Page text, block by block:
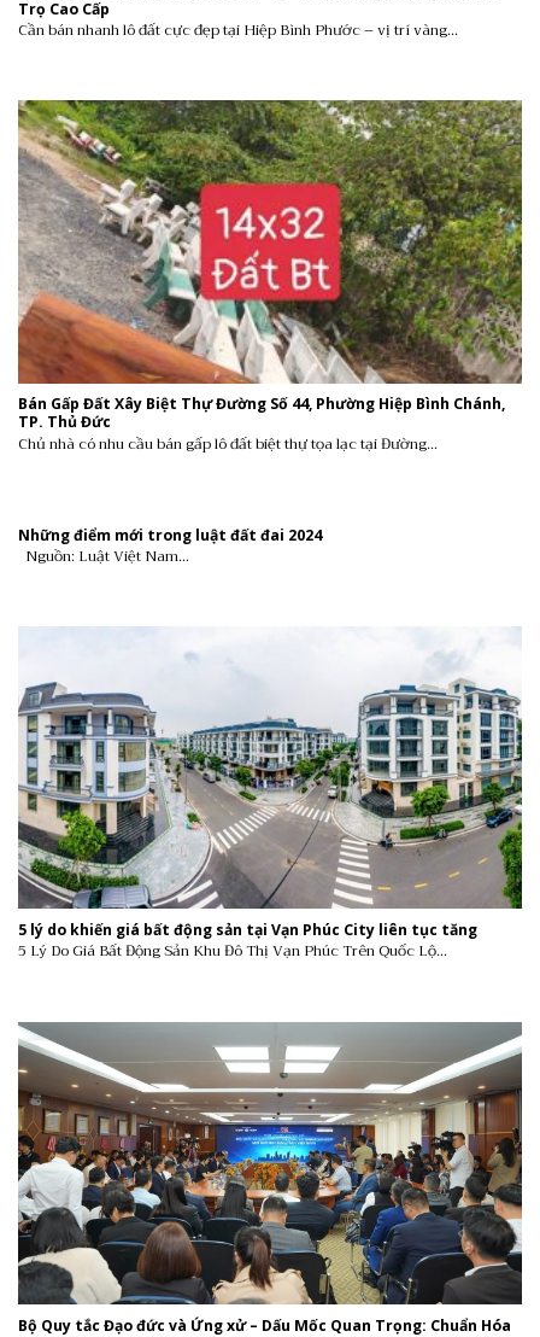
Trọ Cao Cấp
Cần bán nhanh lô đất cực đẹp tại Hiệp Bình Phước – vị trí vàng...
Bán Gấp Đất Xây Biệt Thự Đường Số 44, Phường Hiệp Bình Chánh,
TP. Thủ Đức
Chủ nhà có nhu cầu bán gấp lô đất biệt thự tọa lạc tại Đường...
Những điểm mới trong luật đất đai 2024
Nguồn: Luật Việt Nam...
5 lý do khiến giá bất động sản tại Vạn Phúc City liên tục tăng
5 Lý Do Giá Bất Động Sản Khu Đô Thị Vạn Phúc Trên Quốc Lộ...
Bộ Quy tắc Đạo đức và Ứng xử – Dấu Mốc Quan Trọng: Chuẩn Hóa